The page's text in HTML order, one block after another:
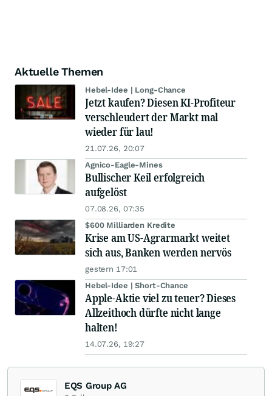
Aktuelle Themen
Hebel-Idee | Long-Chance
Jetzt kaufen? Diesen KI-Profiteur
verschleudert der Markt mal
wieder für lau!
21.07.26, 20:07
Agnico-Eagle-Mines
Bullischer Keil erfolgreich
aufgelöst
07.08.26, 07:35
$600 Milliarden Kredite
Krise am US-Agrarmarkt weitet
sich aus, Banken werden nervös
gestern 17:01
Hebel-Idee | Short-Chance
Apple-Aktie viel zu teuer? Dieses
Allzeithoch dürfte nicht lange
halten!
14.07.26, 19:27
EQS Group AG